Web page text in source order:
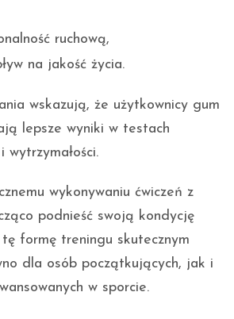
ruchową,
na jakość życia.
wskazują, że użytkownicy gum
lepsze wyniki w testach
wytrzymałości.
wykonywaniu ćwiczeń z
podnieść swoją kondycję
tę formę treningu skutecznym
dla osób początkujących, jak i
w sporcie.